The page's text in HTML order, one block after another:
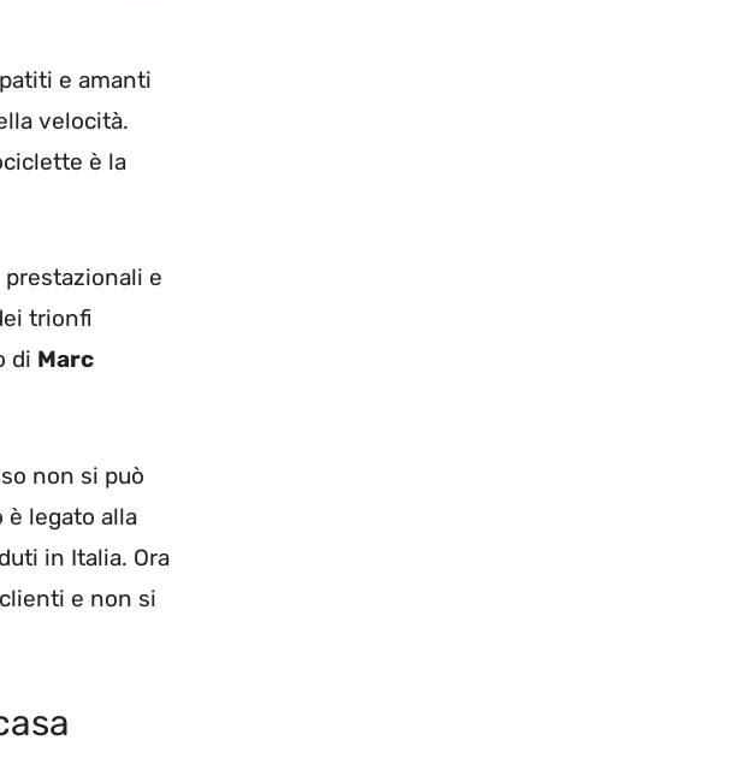
e amanti
velocità.
è la
e
trionfi
di Marc
non si può
è legato alla
in Italia. Ora
e non si